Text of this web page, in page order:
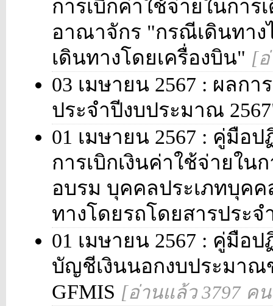
การเบิกค่าใช้จ่ายในการ
อาณาจักร "กรณีเดินทา
เดินทางโดยเครื่องบิน" [
03 เมษายน 2567 : ผลก
ประจำปีงบประมาณ
01 เมษายน 2567 : คู่มือ
การเบิกเงินค่าใช้จ่ายใน
อบรม บุคคลประเภทบุค
ทางโดยรถโดยสารประ
01 เมษายน 2567 : คู่มือ
บัญชีเงินนอกงบประมาณ
GFMIS [อ่านแล้ว 3797 ค